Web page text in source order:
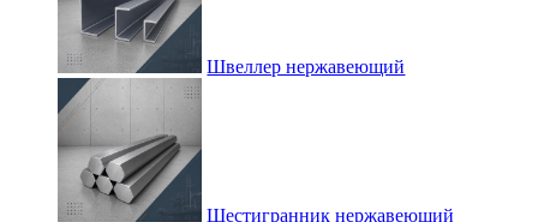
Швеллер нержавеющий
Шестигранник нержавеющий